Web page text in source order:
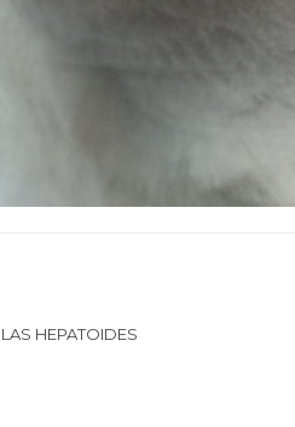
HEPATOIDES